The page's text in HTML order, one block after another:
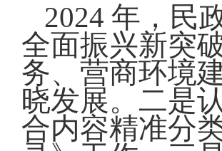
2024 年，民
全面振兴新突
务、营商环境
晓发展。二是
合内容精准分